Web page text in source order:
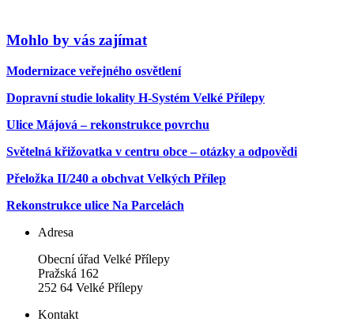
Mohlo by vás zajímat
Modernizace veřejného osvětlení
Dopravní studie lokality H-Systém Velké Přílepy
Ulice Májová – rekonstrukce povrchu
Světelná křižovatka v centru obce – otázky a odpovědi
Přeložka II/240 a obchvat Velkých Přílep
Rekonstrukce ulice Na Parcelách
Adresa
Obecní úřad Velké Přílepy
Pražská 162
252 64 Velké Přílepy
Kontakt